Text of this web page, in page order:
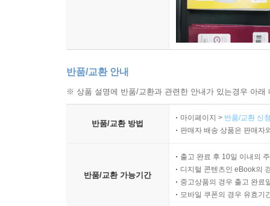
반품/교환 안내
※ 상품 설명에 반품/교환과 관련한 안내가 있는경우 아
반품/교환 방법
마이페이지 > 반품/교환 신
판매자 배송 상품은 판매자
반품/교환 가능기간
출고 완료 후 10일 이내의
디지털 콘텐츠인 eBook의
중고상품의 경우 출고 완료
모바일 쿠폰의 경우 유효기